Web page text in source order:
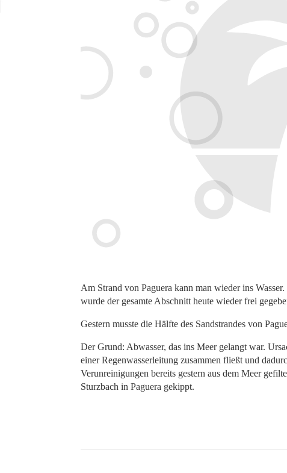
Am Strand von Paguera kann man wieder ins
wurde der gesamte Abschnitt heute wieder frei
Gestern musste die Hälfte des Sandstrandes von
Der Grund: Abwasser, das ins Meer gelangt war.
einer Regenwasserleitung zusammen fließt und
Verunreinigungen bereits gestern aus dem Meer
Sturzbach in Paguera gekippt.